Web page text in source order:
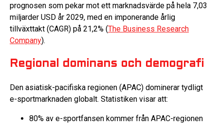
prognosen som pekar mot ett marknadsvärde på hela 7,03
miljarder USD år 2029, med en imponerande årlig
tillväxttakt (CAGR) på 21,2% (The Business Research
Company).
Regional dominans och demografi
Den asiatisk-pacifiska regionen (APAC) dominerar tydligt
e-sportmarknaden globalt. Statistiken visar att:
80% av e-sportfansen kommer från APAC-regionen